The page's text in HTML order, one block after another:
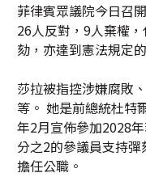
菲律賓眾議院今日召
26人反對，9人棄權
劾，亦達到憲法規定
莎拉被指控涉嫌腐敗
等。 她是前總統杜
年2月宣佈參加2028
分之2的參議員支持
擔任公職。